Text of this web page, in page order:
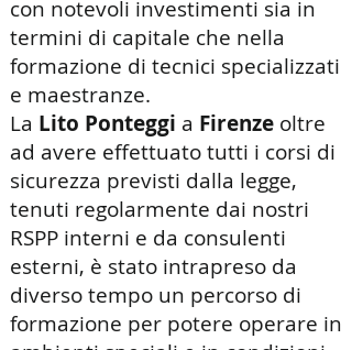
con notevoli investimenti sia in
termini di capitale che nella
formazione di tecnici specializzati
e maestranze.
La Lito Ponteggi a Firenze oltre
ad avere effettuato tutti i corsi di
sicurezza previsti dalla legge,
tenuti regolarmente dai nostri
RSPP interni e da consulenti
esterni, è stato intrapreso da
diverso tempo un percorso di
formazione per potere operare in